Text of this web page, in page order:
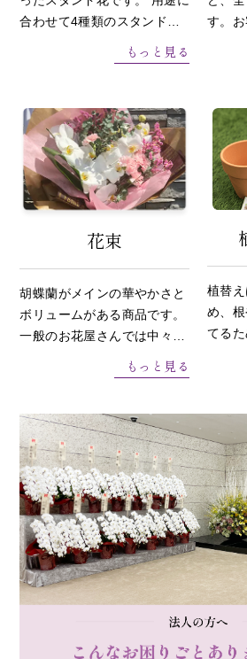
合わせて4種類のスタンド花
もっと見る
す。お
花束
胡蝶蘭がメインの華やかさと
ボリュームがある商品です。
一般のお花屋さんでは中々出
回らない特別仕立ての花束で
もっと見る
植替
め、
てるた